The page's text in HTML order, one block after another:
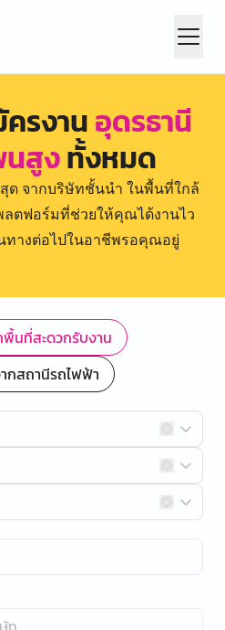
รงานอุดรธานี
นสูงทั้งหมด
ด จากบริษัทชั้นนำ ในพื้นที่ใกล้
ตฟอร์มที่ช่วยให้คุณได้งานไว
นทางต่อไปในอาชีพรอคุณอยู่
นที่สะดวกรับงาน
กสถานีรถไฟฟ้า